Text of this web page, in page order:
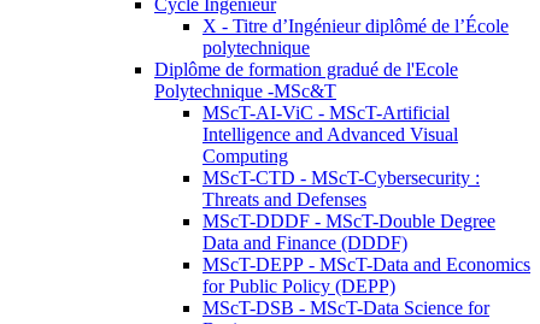
Cycle Ingénieur
X - Titre d’Ingénieur diplômé de l’École
polytechnique
Diplôme de formation gradué de l'Ecole
Polytechnique -MSc&T
MScT-AI-ViC - MScT-Artificial
Intelligence and Advanced Visual
Computing
MScT-CTD - MScT-Cybersecurity :
Threats and Defenses
MScT-DDDF - MScT-Double Degree
Data and Finance (DDDF)
MScT-DEPP - MScT-Data and Economics
for Public Policy (DEPP)
MScT-DSB - MScT-Data Science for